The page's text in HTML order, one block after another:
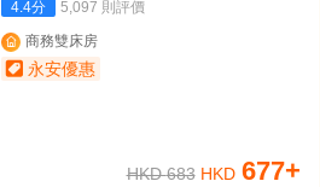
4.4分 5,097 則評價
商務雙床房
永安優惠
HKD683 HKD 677+